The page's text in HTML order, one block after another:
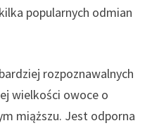
popularnych odmian
rozpoznawalnych
wielkości owoce o
miąższu. Jest odporna